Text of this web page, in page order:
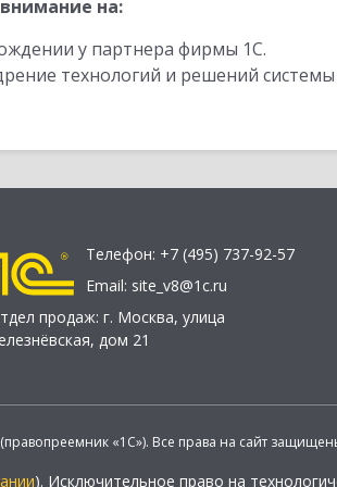
на:
у партнера фирмы 1С.
технологий и решений
Телефон: +7 (495) 737-92-57
Email: site_v8@1c.ru
продаж: г. Москва, улица
дом 21
«1С»). Все права на сайт
). Исключительное право на